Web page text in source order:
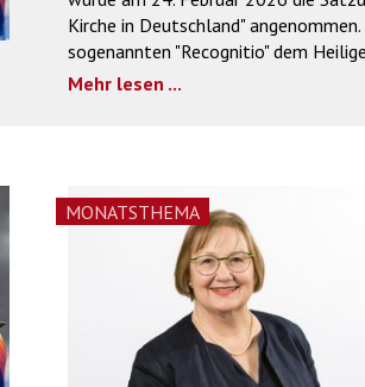
Kirche in Deutschland"
sogenannten "Recognitio" dem
Mehr lesen ...
MONATSTHEMA